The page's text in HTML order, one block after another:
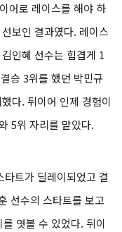
어로 레이스를 해야 하
보인 결과였다. 레이스
인혜 선수는 힘겹게 1
승 3위를 했던 박민규
다. 뒤이어 인제 경험이
5위 자리를 맡았다.
트가 딜레이되었고 결
선수의 스타트를 보고
엿볼 수 있었다. 뒤이